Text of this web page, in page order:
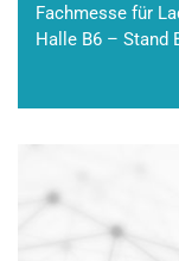
Fachmesse für
Halle B6 – Stand